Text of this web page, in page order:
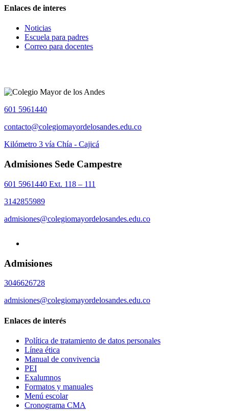
Enlaces de interes
Noticias
Escuela para padres
Correo para docentes
601 5961440
contacto@colegiomayordelosandes.edu.co
Kilómetro 3 vía Chía - Cajicá
Admisiones Sede Campestre
601 5961440 Ext. 118 – 111
3142855989
admisiones@colegiomayordelosandes.edu.co
Admisiones
3046626728
admisiones@colegiomayordelosandes.edu.co
Enlaces de interés
Política de tratamiento de datos personales
Línea ética
Manual de convivencia
PEI
Exalumnos
Formatos y manuales
Menú escolar
Cronograma CMA